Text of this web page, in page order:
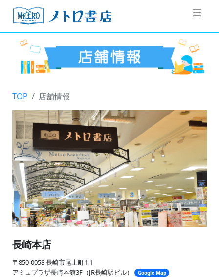
TOP 店舗情報
長崎本店
〒850-0058 長崎市尾上町1-1
アミュプラザ長崎本館3F（JR長崎駅ビル） Google Map